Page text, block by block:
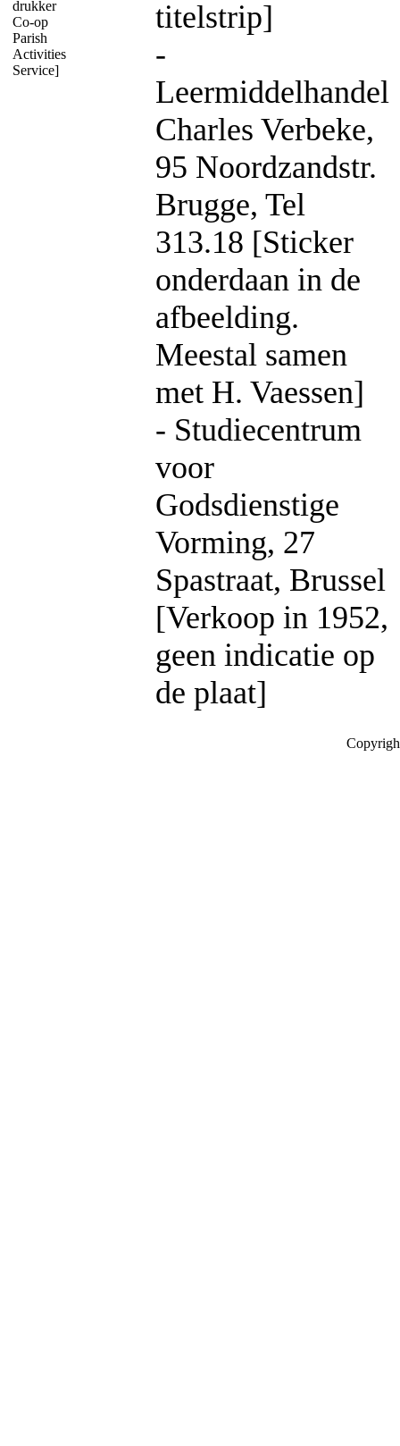
drukker
Co-op
Parish
Activities
Service]
titelstrip]
-
Leermiddelhandel
Charles Verbeke,
95 Noordzandstr.
Brugge, Tel
313.18 [Sticker
onderdaan in de
afbeelding.
Meestal samen
met H. Vaessen]
- Studiecentrum
voor
Godsdienstige
Vorming, 27
Spastraat, Brussel
[Verkoop in 1952,
geen indicatie op
de plaat]